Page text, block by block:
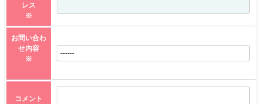
レス
※
お問い合わ
せ内容
※
コメント